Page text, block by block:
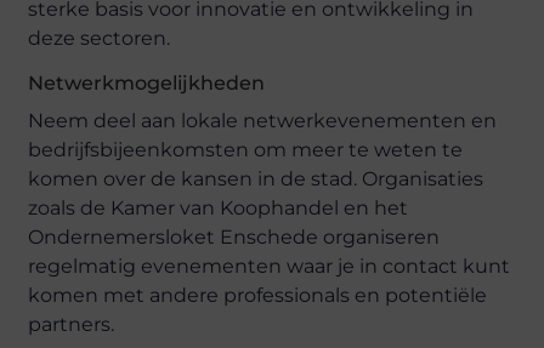
sterke basis voor innovatie en ontwikkeling in
deze sectoren.
Netwerkmogelijkheden
Neem deel aan lokale netwerkevenementen en
bedrijfsbijeenkomsten om meer te weten te
komen over de kansen in de stad. Organisaties
zoals de Kamer van Koophandel en het
Ondernemersloket Enschede organiseren
regelmatig evenementen waar je in contact kunt
komen met andere professionals en potentiële
partners.